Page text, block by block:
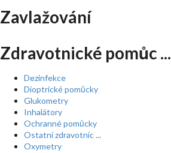
Zavlažování
Zdravotnické pomůc ...
Dezinfekce
Dioptrické pomůcky
Glukometry
Inhalátory
Ochranné pomůcky
Ostatní zdravotnic ...
Oxymetry